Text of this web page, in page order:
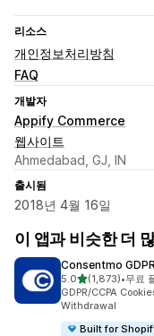
리소스
개인정보처리방침
FAQ
개발자
Appify Commerce
웹사이트
Ahmedabad, GJ, IN
출시됨
2018년 4월 16일
이 앱과 비슷한 더
Consentmo
5.0별 5개 중
(1,873)
총 리뷰 1873개
•무료
GDPR/CCPA
Withdrawal
Built for